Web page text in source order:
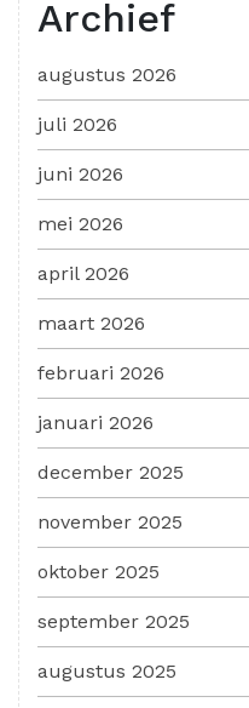
Archief
augustus 2026
juli 2026
juni 2026
mei 2026
april 2026
maart 2026
februari 2026
januari 2026
december 2025
november 2025
oktober 2025
september 2025
augustus 2025